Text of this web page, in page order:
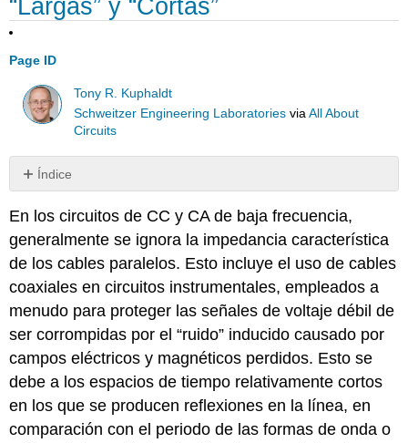
“Largas” y “Cortas”
Page ID
Tony R. Kuphaldt
Schweitzer Engineering Laboratories viaAll About
Circuits
Índice
En los circuitos de CC y CA de baja frecuencia,
generalmente se ignora la impedancia característica
de los cables paralelos. Esto incluye el uso de cables
coaxiales en circuitos instrumentales, empleados a
menudo para proteger las señales de voltaje débil de
ser corrompidas por el “ruido” inducido causado por
campos eléctricos y magnéticos perdidos. Esto se
debe a los espacios de tiempo relativamente cortos
en los que se producen reflexiones en la línea, en
comparación con el periodo de las formas de onda o